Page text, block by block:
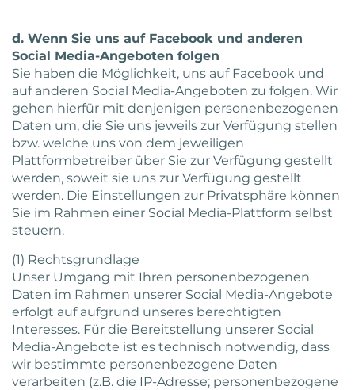
d. Wenn Sie uns auf Facebook und anderen
Social Media-Angeboten folgen
Sie haben die Möglichkeit, uns auf Facebook und
auf anderen Social Media-Angeboten zu folgen. Wir
gehen hierfür mit denjenigen personenbezogenen
Daten um, die Sie uns jeweils zur Verfügung stellen
bzw. welche uns von dem jeweiligen
Plattformbetreiber über Sie zur Verfügung gestellt
werden, soweit sie uns zur Verfügung gestellt
werden. Die Einstellungen zur Privatsphäre können
Sie im Rahmen einer Social Media-Plattform selbst
steuern.
(1) Rechtsgrundlage
Unser Umgang mit Ihren personenbezogenen
Daten im Rahmen unserer Social Media-Angebote
erfolgt auf aufgrund unseres berechtigten
Interesses. Für die Bereitstellung unserer Social
Media-Angebote ist es technisch notwendig, dass
wir bestimmte personenbezogene Daten
verarbeiten (z.B. die IP-Adresse; personenbezogene